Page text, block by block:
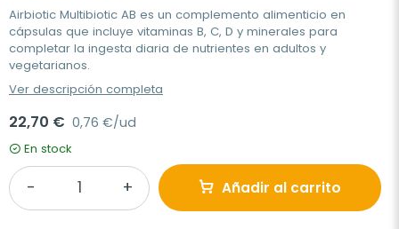
Airbiotic Multibiotic AB es un complemento alimenticio en
cápsulas que incluye vitaminas B, C, D y minerales para
completar la ingesta diaria de nutrientes en adultos y
vegetarianos.
Ver descripción completa
22,70 € 0,76 €/ud
En stock
Añadir al carrito